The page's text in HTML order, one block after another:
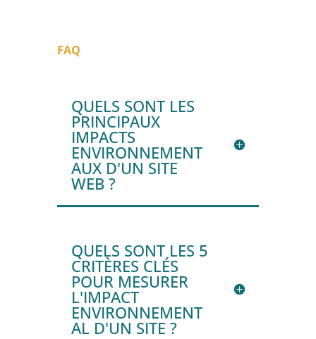
FAQ
QUELS SONT LES
PRINCIPAUX
IMPACTS
ENVIRONNEMENT
AUX D'UN SITE
WEB ?
QUELS SONT LES 5
CRITÈRES CLÉS
POUR MESURER
L'IMPACT
ENVIRONNEMENT
AL D'UN SITE ?